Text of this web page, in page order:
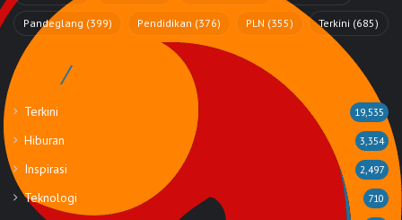
Pandeglang (399) Pendidikan (376) PLN (355) Terkini (685)
Rubrik
Terkini 19,535
Hiburan 3,354
Inspirasi 2,497
Teknologi 710